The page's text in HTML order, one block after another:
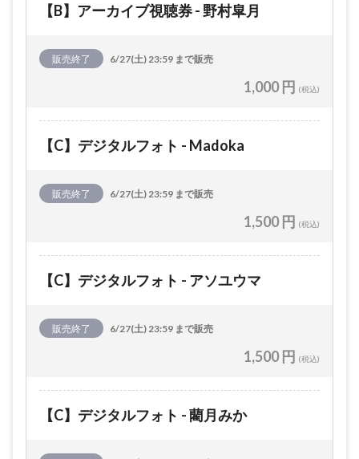
【B】アーカイブ視聴券 - 野村皐月
販売終了 6/27(土) 23:59 まで販売
1,000 円 (税込)
【C】デジタルフォト - Madoka
販売終了 6/27(土) 23:59 まで販売
1,500 円 (税込)
【C】デジタルフォト - アソユウマ
販売終了 6/27(土) 23:59 まで販売
1,500 円 (税込)
【C】デジタルフォト - 藺月みか